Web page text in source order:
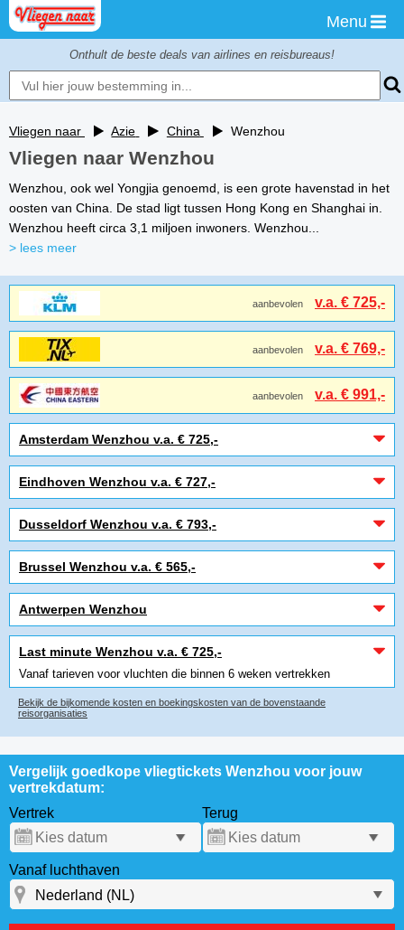
Menu
Onthult de beste deals van airlines en reisbureaus!
Vliegen naar Azie China Wenzhou
Vliegen naar Wenzhou
Wenzhou, ook wel Yongjia genoemd, is een grote havenstad in het
oosten van China. De stad ligt tussen Hong Kong en Shanghai in.
Wenzhou heeft circa 3,1 miljoen inwoners. Wenzhou...
> lees meer
aanbevolen v.a. € 725,-
aanbevolen v.a. € 769,-
aanbevolen v.a. € 991,-
Amsterdam Wenzhou v.a. € 725,-
Eindhoven Wenzhou v.a. € 727,-
Dusseldorf Wenzhou v.a. € 793,-
Brussel Wenzhou v.a. € 565,-
Antwerpen Wenzhou
Last minute Wenzhou v.a. € 725,-
Vanaf tarieven voor vluchten die binnen 6 weken vertrekken
Bekijk de bijkomende kosten en boekingskosten van de bovenstaande
reisorganisaties
Vergelijk goedkope vliegtickets Wenzhou voor jouw
vertrekdatum:
Vertrek
Terug
Vanaf luchthaven